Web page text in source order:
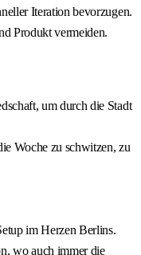
Iteration bevorzugen.
Produkt vermeiden.
um durch die Stadt
Woche zu schwitzen, zu
im Herzen Berlins.
wo auch immer die